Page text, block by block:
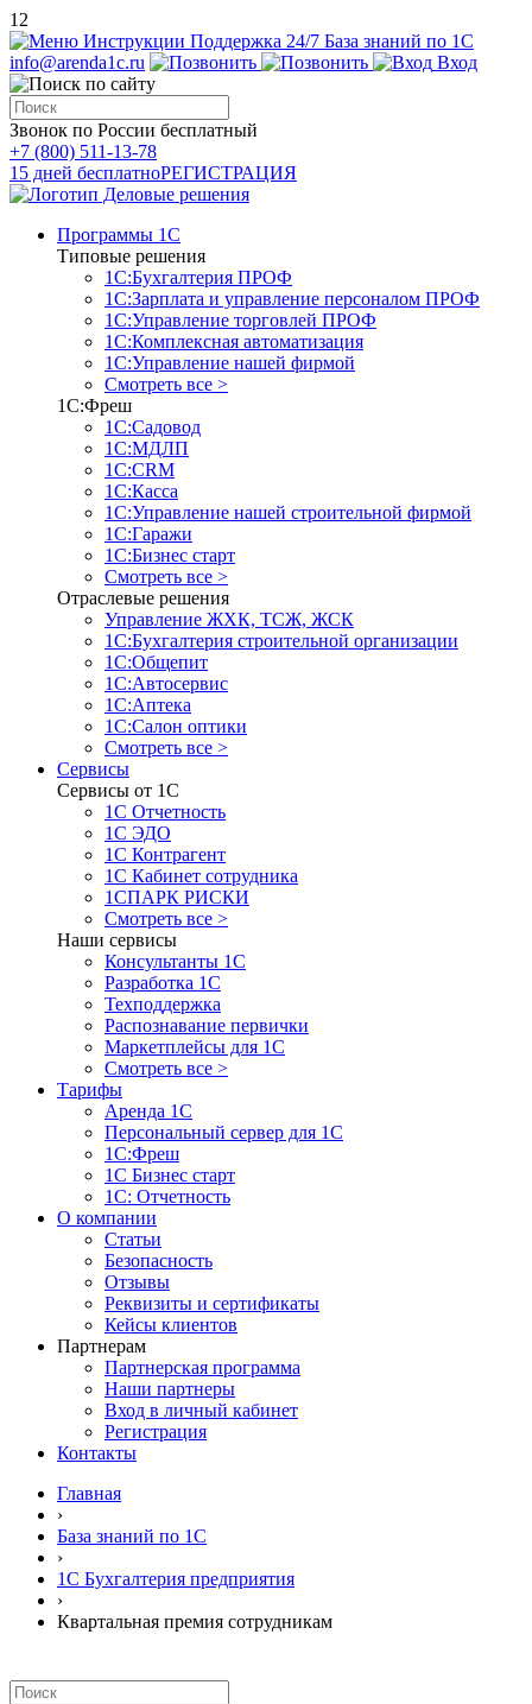
12
Инструкции Поддержка 24/7 База знаний по 1С
info@arenda1c.ru
Вход
Звонок по России бесплатный
+7 (800) 511-13-78
15 дней бесплатноРЕГИСТРАЦИЯ
Программы 1С
Типовые решения
1С:Бухгалтерия ПРОФ
1С:Зарплата и управление персоналом ПРОФ
1С:Управление торговлей ПРОФ
1С:Комплексная автоматизация
1С:Управление нашей фирмой
Смотреть все >
1С:Фреш
1С:Садовод
1С:МДЛП
1С:CRM
1С:Касса
1С:Управление нашей строительной фирмой
1С:Гаражи
1С:Бизнес старт
Смотреть все >
Отраслевые решения
Управление ЖХК, ТСЖ, ЖСК
1С:Бухгалтерия строительной организации
1С:Общепит
1С:Автосервис
1С:Аптека
1С:Салон оптики
Смотреть все >
Сервисы
Сервисы от 1С
1С Отчетность
1С ЭДО
1С Контрагент
1С Кабинет сотрудника
1СПАРК РИСКИ
Смотреть все >
Наши сервисы
Консультанты 1С
Разработка 1С
Техподдержка
Распознавание первички
Маркетплейсы для 1С
Смотреть все >
Тарифы
Аренда 1С
Персональный сервер для 1С
1С:Фреш
1С Бизнес старт
1С: Отчетность
О компании
Статьи
Безопасность
Отзывы
Реквизиты и сертификаты
Кейсы клиентов
Партнерам
Партнерская программа
Наши партнеры
Вход в личный кабинет
Регистрация
Контакты
Главная
›
База знаний по 1С
›
1С Бухгалтерия предприятия
›
Квартальная премия сотрудникам